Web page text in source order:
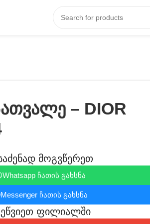
– DIOR
მოგვწერეთ
Whatsapp ჩათის გახსნა
Messenger ჩათის გახსნა
ფილიალში​